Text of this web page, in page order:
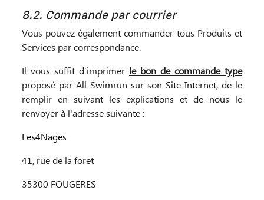
8.2. Commande par courrier
Vous pouvez également commander tous Produits et
Services par correspondance.
Il vous suffit d’imprimer le bon de commande type
proposé par All Swimrun sur son Site Internet, de le
remplir en suivant les explications et de nous le
renvoyer à l'adresse suivante :
Les4Nages
41, rue de la foret
35300 FOUGERES